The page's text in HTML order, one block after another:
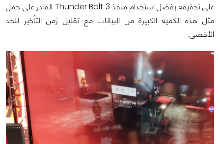
على تحقيقه بفضل استخدام منفذ Thunder Bolt 3 القادر على حمل
مثل هذه الكمية الكبيرة من البيانات مع تقليل زمن التأخير للحد
الأقصى.